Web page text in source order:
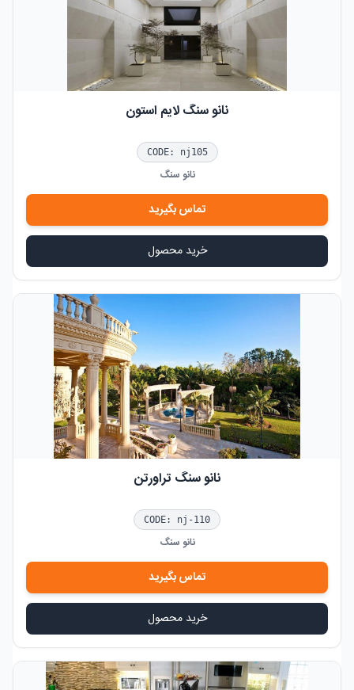
نانو سنگ لایم استون
CODE: nj105
نانو سنگ
تماس بگیرید
خرید محصول
نانو سنگ تراورتن
CODE: nj-110
نانو سنگ
تماس بگیرید
خرید محصول